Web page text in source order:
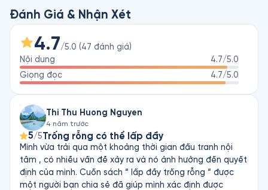
(Creative Person of the Year) do Câu lạc bộ Sáng tạo Los
Angeles (Los Angeles Creative Club) trao tặng.
Đánh Giá & Nhận Xét
4.7/5.0 (47 đánh giá)
Nội dung
4.7/5.0
Giọng đọc
4.7/5.0
Thi Thu Huong Nguyen
4 năm trước
5/5Trống rỗng có thể lấp đầy
Mình vừa trải qua một khoảng thời gian đấu tranh nội
tâm , có nhiều vấn đề xảy ra và nó ảnh hưởng đến quyết
định của mình. Cuốn sách “ lấp đầy trống rỗng “ được
một người bạn chia sẻ đã giúp mình xác định được